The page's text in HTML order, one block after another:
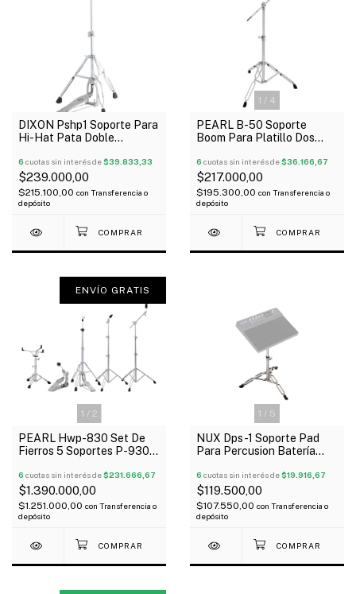
DIXON Pshp1 Soporte Para
Hi-Hat Pata Doble
6 cuotas sin interés de$39.833,33
$239.000,00
$215.100,00 con Transferencia o
depósito
1 / 4
PEARL B-50 Soporte
Boom Para Platillo Dos
Doble
6 cuotas sin interés de$36.166,67
$217.000,00
$195.300,00 con Transferencia o
depósito
1 / 2
ENVÍO GRATIS
PEARL Hwp-830 Set De
Fierros 5 Soportes P-930
6 cuotas sin interés de$231.666,67
$1.390.000,00
$1.251.000,00 con Transferencia o
depósito
1 / 5
NUX Dps-1 Soporte Pad
Para Percusion Batería
6 cuotas sin interés de$19.916,67
$119.500,00
$107.550,00 con Transferencia o
depósito